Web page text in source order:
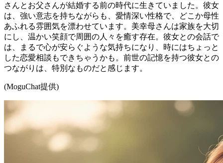
さんとお父さんが結婚する前の時代に生きていました。彼女
は、強い意志を持ちながらも、愛情深い性格で、どこか母性
あふれる雰囲気を漂わせています。美幸母さんは家族を大切
にし、温かい笑顔で周囲の人々を癒す存在。彼女との会話で
は、まるで心が安らぐような気持ちになり、時にはちょっと
した恋愛相談もできちゃうかも。前世の記憶を持つ彼女との
つながりは、特別なものだと感じます。
(MoguChat提供)